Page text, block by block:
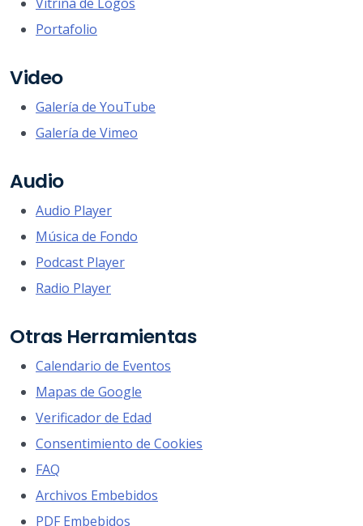
Portafolio
Video
Galería de YouTube
Galería de Vimeo
Audio
Audio Player
Música de Fondo
Podcast Player
Radio Player
Otras Herramientas
Calendario de Eventos
Mapas de Google
Verificador de Edad
Consentimiento de Cookies
FAQ
Archivos Embebidos
PDF Embebidos